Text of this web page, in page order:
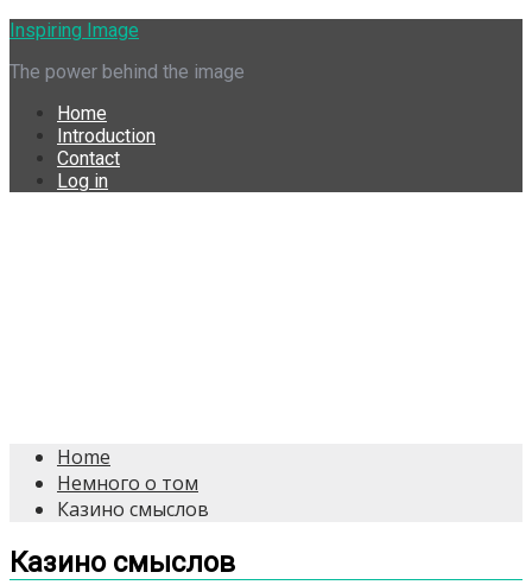
Skip
content
Inspiring Image
The power behind the image
Home
Introduction
Contact
Log in
Home
Немного о том
Казино смыслов
Казино смыслов